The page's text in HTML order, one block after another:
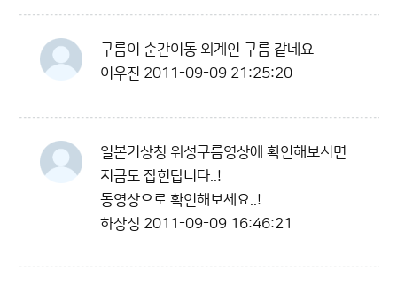
구름이 순간이동 외계인 구름 같네요
이우진 2011-09-09 21:25:20
일본기상청 위성구름영상에 확인해보시면
지금도 잡힌답니다..!
동영상으로 확인해보세요..!
하상성 2011-09-09 16:46:21